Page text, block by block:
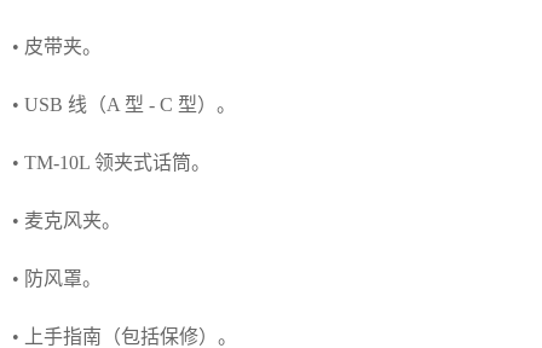
• 皮带夹。
• USB 线（A 型 - C 型）。
• TM-10L 领夹式话筒。
• 麦克风夹。
• 防风罩。
• 上手指南（包括保修）。